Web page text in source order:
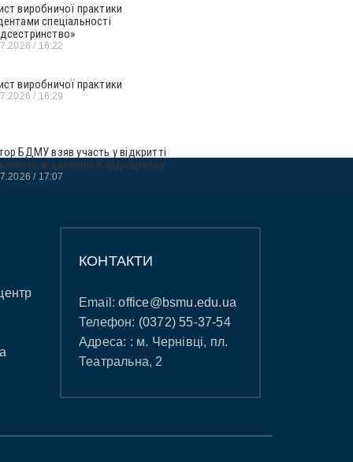
виробничої практики
спеціальності
16:22
виробничої практики
16:29
БДМУ взяв участь у відкритті
відділення Кардіоцентру
17:07
КОНТАКТИ
Email:office@bsmu.edu.ua
Телефон: (0372) 55-37-54
Адреса: : м. Чернівці, пл.
Театральна, 2